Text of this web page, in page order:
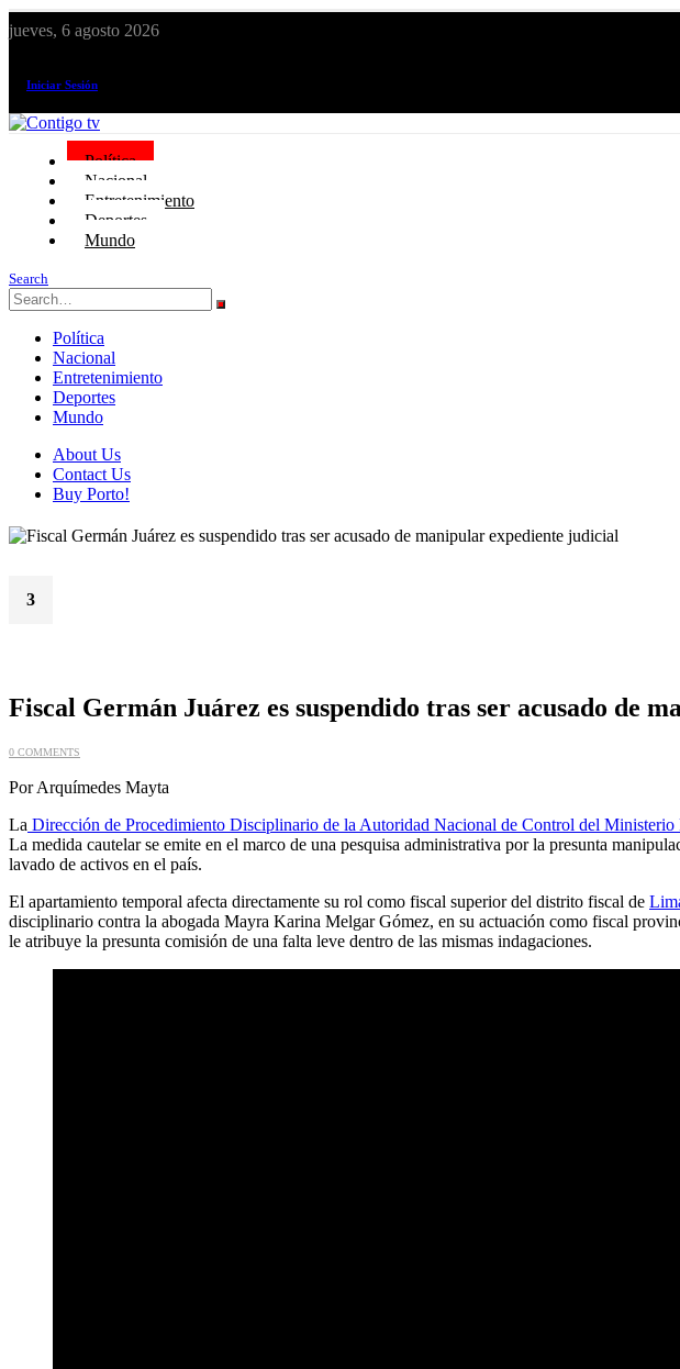
jueves, 6 agosto 2026
Iniciar Sesión
Política
Nacional
Entretenimiento
Deportes
Mundo
Search
Política
Nacional
Entretenimiento
Deportes
Mundo
About Us
Contact Us
Buy Porto!
3
Fiscal Germán Juárez es suspendido tras ser acusado de
0 COMMENTS
Por Arquímedes Mayta
La Dirección de Procedimiento Disciplinario de la Autoridad Nacional de Control del
La medida cautelar se emite en el marco de una pesquisa administrativa por la presunta
lavado de activos en el país.
El apartamiento temporal afecta directamente su rol como fiscal superior del distrito fiscal de
disciplinario contra la abogada Mayra Karina Melgar Gómez, en su actuación como fiscal
le atribuye la presunta comisión de una falta leve dentro de las mismas indagaciones.